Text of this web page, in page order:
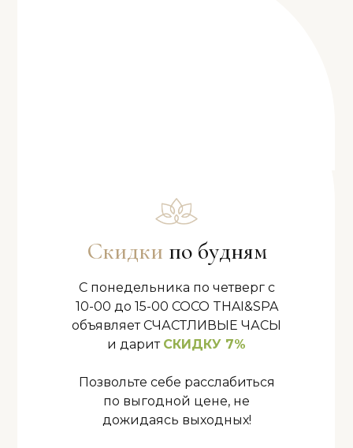
Скидки по будням
С понедельника по четверг с
10-00 до 15-00 COCO THAI&SPA
объявляет СЧАСТЛИВЫЕ ЧАСЫ
и дарит СКИДКУ 7%
Позвольте себе расслабиться
по выгодной цене, не
дожидаясь выходных!